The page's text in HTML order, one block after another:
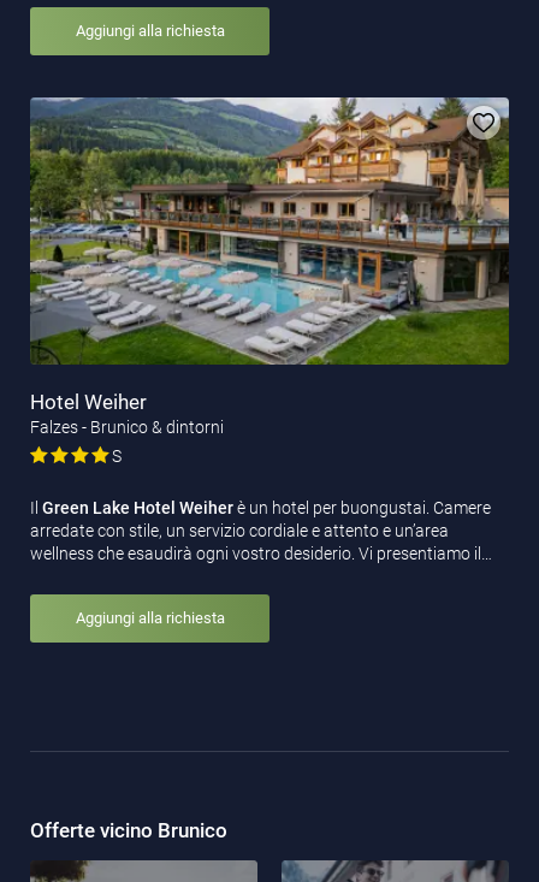
Aggiungi alla richiesta
Hotel Weiher
Falzes - Brunico & dintorni
S
Il Green Lake Hotel Weiherè un hotel per buongustai. Camere
arredate con stile, un servizio cordiale e attento e un’area
wellness che esaudirà ogni vostro desiderio. Vi presentiamo il…
Aggiungi alla richiesta
Offerte vicino Brunico